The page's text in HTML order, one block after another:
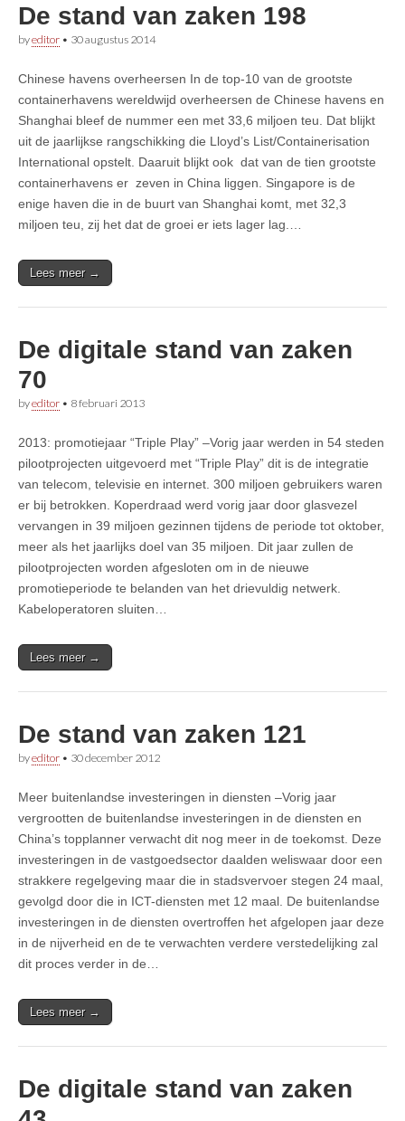
De stand van zaken 198
byeditor • 30 augustus 2014
Chinese havens overheersen In de top-10 van de grootste
containerhavens wereldwijd overheersen de Chinese havens en
Shanghai bleef de nummer een met 33,6 miljoen teu. Dat blijkt
uit de jaarlijkse rangschikking die Lloyd’s List/Containerisation
International opstelt. Daaruit blijkt ook dat van de tien grootste
containerhavens er zeven in China liggen. Singapore is de
enige haven die in de buurt van Shanghai komt, met 32,3
miljoen teu, zij het dat de groei er iets lager lag.…
Lees meer →
De digitale stand van zaken
70
byeditor • 8 februari 2013
2013: promotiejaar “Triple Play” –Vorig jaar werden in 54 steden
pilootprojecten uitgevoerd met “Triple Play” dit is de integratie
van telecom, televisie en internet. 300 miljoen gebruikers waren
er bij betrokken. Koperdraad werd vorig jaar door glasvezel
vervangen in 39 miljoen gezinnen tijdens de periode tot oktober,
meer als het jaarlijks doel van 35 miljoen. Dit jaar zullen de
pilootprojecten worden afgesloten om in de nieuwe
promotieperiode te belanden van het drievuldig netwerk.
Kabeloperatoren sluiten…
Lees meer →
De stand van zaken 121
byeditor • 30 december 2012
Meer buitenlandse investeringen in diensten –Vorig jaar
vergrootten de buitenlandse investeringen in de diensten en
China’s topplanner verwacht dit nog meer in de toekomst. Deze
investeringen in de vastgoedsector daalden weliswaar door een
strakkere regelgeving maar die in stadsvervoer stegen 24 maal,
gevolgd door die in ICT-diensten met 12 maal. De buitenlandse
investeringen in de diensten overtroffen het afgelopen jaar deze
in de nijverheid en de te verwachten verdere verstedelijking zal
dit proces verder in de…
Lees meer →
De digitale stand van zaken